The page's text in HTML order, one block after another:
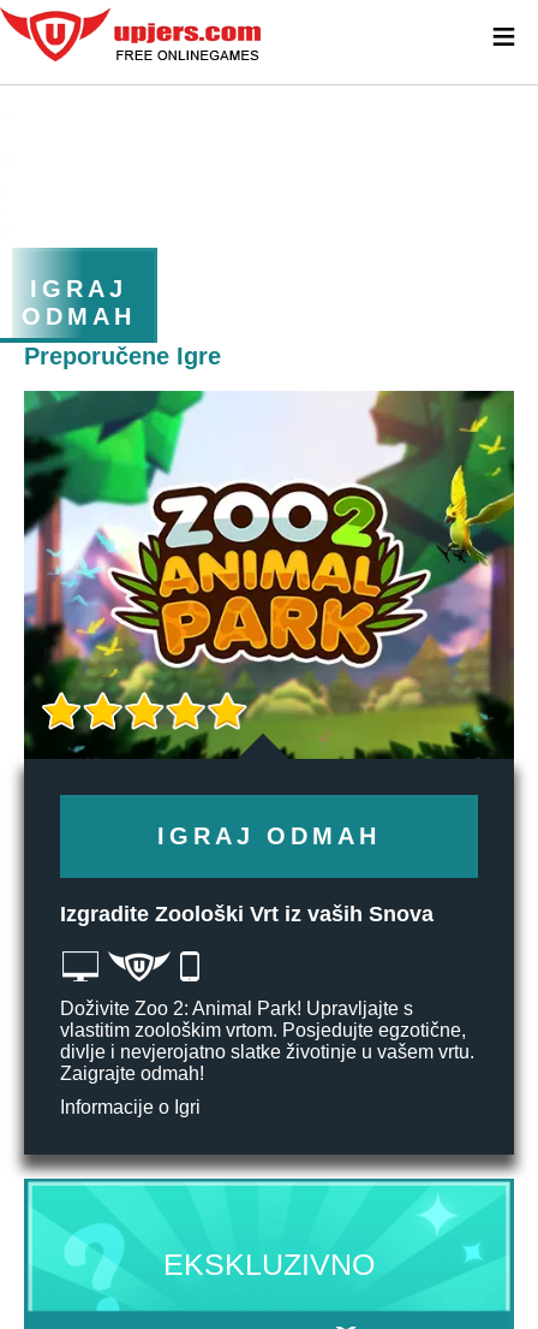
IGRAJ
ODMAH
Preporučene Igre
IGRAJ ODMAH
Izgradite Zoološki Vrt iz vaših Snova
Doživite Zoo 2: Animal Park! Upravljajte s
vlastitim zoološkim vrtom. Posjedujte egzotične,
divlje i nevjerojatno slatke životinje u vašem vrtu.
Zaigrajte odmah!
Informacije o Igri
EKSKLUZIVNO
≡